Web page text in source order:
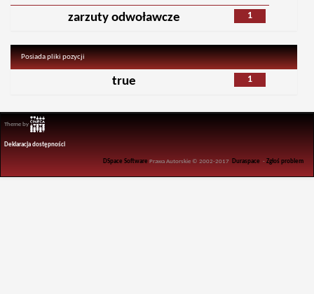
1
zarzuty odwoławcze
Posiada pliki pozycji
1
true
Theme by
Deklaracja dostępności
DSpace Software Prawa Autorskie © 2002-2017 Duraspace -Zgłoś problem